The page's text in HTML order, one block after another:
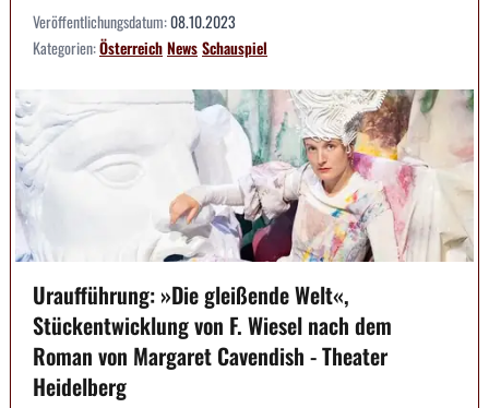
Veröffentlichungsdatum:08.10.2023
Kategorien:ÖsterreichNewsSchauspiel
Uraufführung: »Die gleißende Welt«,
Stückentwicklung von F. Wiesel nach dem
Roman von Margaret Cavendish - Theater
Heidelberg